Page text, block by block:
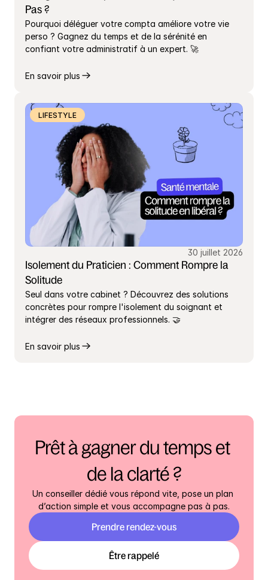
Pas ?
Pourquoi déléguer votre compta améliore votre vie
perso ? Gagnez du temps et de la sérénité en
confiant votre administratif à un expert. 🚀
En savoir plus
LIFESTYLE
30 juillet 2026
Isolement du Praticien : Comment Rompre la
Solitude
Seul dans votre cabinet ? Découvrez des solutions
concrètes pour rompre l'isolement du soignant et
intégrer des réseaux professionnels. 🤝
En savoir plus
Prêt à gagner du temps et
de la clarté ?
Un conseiller dédié vous répond vite, pose un plan
d’action simple et vous accompagne pas à pas.
Prendre rendez-vous
Être rappelé